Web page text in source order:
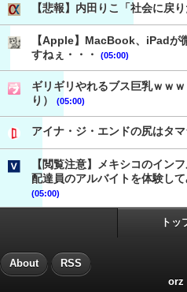
【悲報】内田りこ「社会に戻
【Apple】MacBook、iPadが
すねぇ・・・
(05:00)
ギリギリやれるブス巨乳ｗｗ
り）
(05:00)
アイナ・ジ・エンドの尻はタ
【閲覧注意】メキシコのイン
配達員のアルバイトを体験し
(05:00)
トッ
About RSS
orz